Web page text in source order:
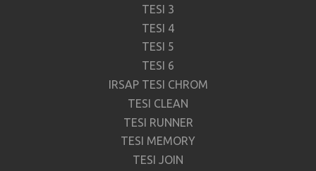
TESI 3
TESI 4
TESI 5
TESI 6
IRSAP TESI CHROM
TESI CLEAN
TESI RUNNER
TESI MEMORY
TESI JOIN